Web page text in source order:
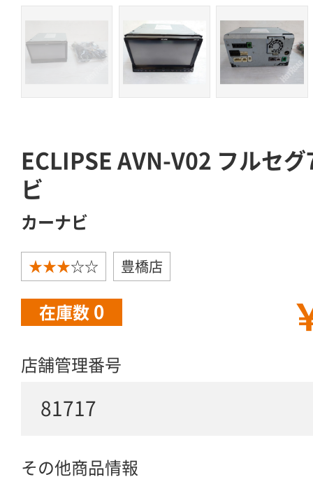
ECLIPSE AVN-V02 フルセ
ビ
カーナビ
★★★☆☆ 豊橋店
在庫数 0
店舗管理番号
81717
その他商品情報